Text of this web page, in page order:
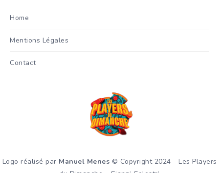
Home
Mentions Légales
Contact
Logo réalisé par Manuel Menes © Copyright 2024 - Les Players